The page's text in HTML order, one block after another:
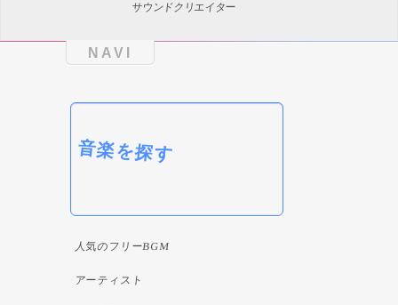
サウンドクリエイター
NAVI
音楽を探す
人気のフリーBGM
アーティスト